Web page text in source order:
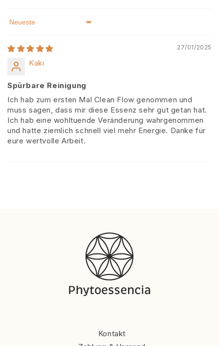
Sort by
27/01/2025
Kaki
Spürbare Reinigung
Ich hab zum ersten Mal Clean Flow genommen und
muss sagen, dass mir diese Essenz sehr gut getan hat.
Ich hab eine wohltuende Veränderung wahrgenommen
und hatte ziemlich schnell viel mehr Energie. Danke für
eure wertvolle Arbeit.
Kontakt